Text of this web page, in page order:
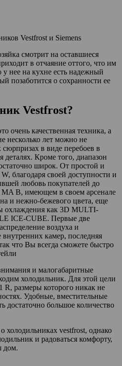
смотрит на оставшиеся
в отчаяние оттого, что им
у нее на кухне есть надежный
позаботится о сохранности ее
Vestfrost?
очень качественная техника, а
несколько лет можно не
в виде перебоев в
Кроме того, диапазон
широк. От простой и
благодаря своей доступности и
любовь покупателей до
MA B, имеющем в своем арсенале
и нежно-бежевого цвета, еще
охлаждения как 3D MULTI-
ICE-CUBE. Первые две
воздуха и
камер, последняя
что Вы всегда сможете быстро
и малогабаритные
холодильник. Для этой цели
R, размеры которого никак не
Удобные, вместительные
достаточно большое количество
холодильниках vestfrost, однако
и радоваться комфорту,
дом.